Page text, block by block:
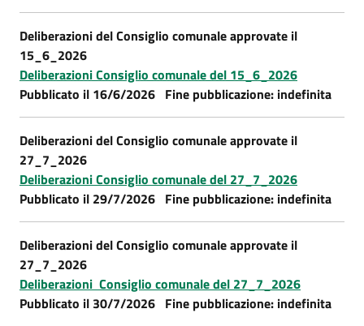
Deliberazioni del Consiglio comunale approvate il
15_6_2026
Deliberazioni Consiglio comunale del 15_6_2026
Pubblicato il 16/6/2026 Fine pubblicazione: indefinita
Deliberazioni del Consiglio comunale approvate il
27_7_2026
Deliberazioni Consiglio comunale del 27_7_2026
Pubblicato il 29/7/2026 Fine pubblicazione: indefinita
Deliberazioni del Consiglio comunale approvate il
27_7_2026
Deliberazioni Consiglio comunale del 27_7_2026
Pubblicato il 30/7/2026 Fine pubblicazione: indefinita